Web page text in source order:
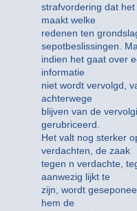
strafvordering dat
maakt welke
redenen ten
sepotbeslissingen.
indien het gaat over
informatie
niet wordt vervolgd,
achterwege
blijven van de
gerubriceerd.
Het valt nog sterker
verdachten, de zaak
tegen n verdachte,
aanwezig lijkt te
zijn, wordt
hem de